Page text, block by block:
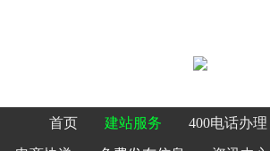
首页 建站服务 400电话办理